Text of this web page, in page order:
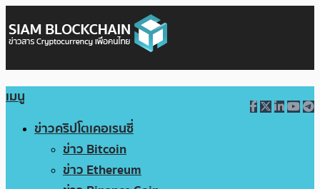
เมนู
ข่าวคริปโตเคอเรนซี่
ข่าว Bitcoin
ข่าว Ethereum